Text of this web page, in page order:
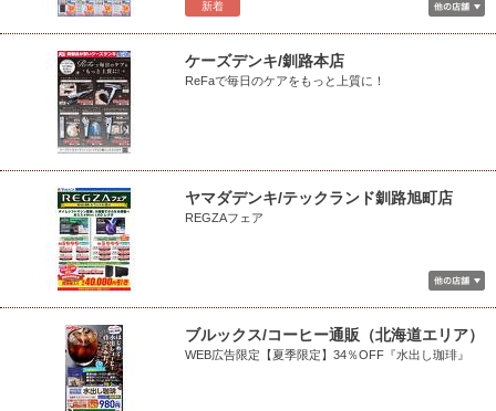
新着
ケーズデンキ/釧路本店
ReFaで毎日のケアをもっと上質に！
ヤマダデンキ/テックランド釧路旭町店
REGZAフェア
ブルックス/コーヒー通販（北海道エリア）
WEB広告限定【夏季限定】34％OFF『水出し珈琲』